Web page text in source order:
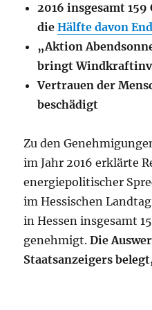
2016 insgesamt
dieHälfte davon
„Aktion
bringt
Vertrauen der
beschädigt
Zu den
im Jahr 2016 erklärte
energiepolitischer
im Hessischen
in Hessen insgesamt
genehmigt.Die
Staatsanzeigers